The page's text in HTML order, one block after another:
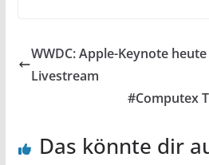
WWDC: Apple-Keynote
Livestream
#Computex
Das könnte dir